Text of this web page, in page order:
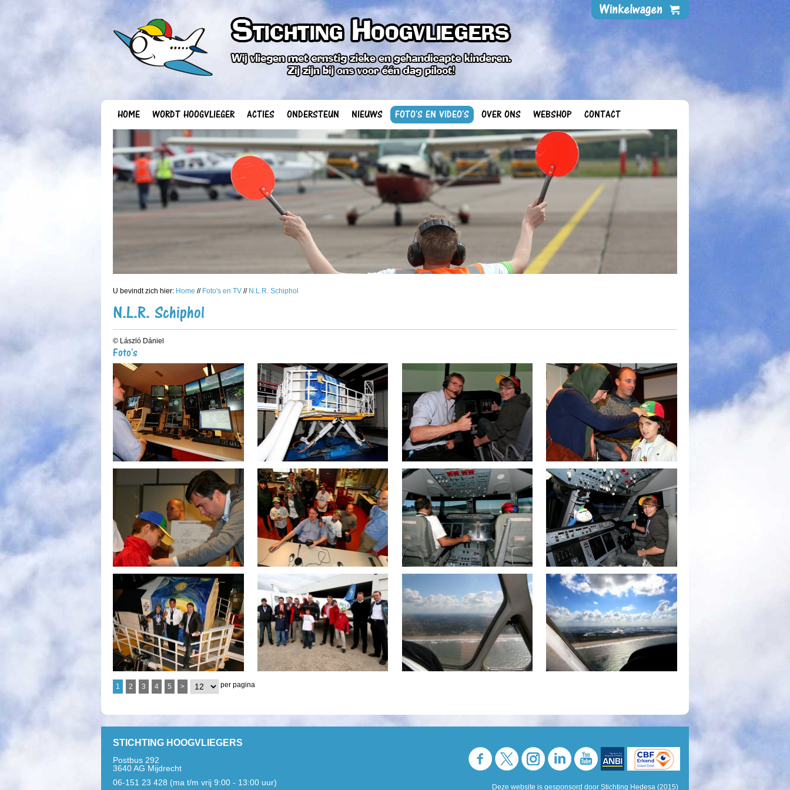
HOME WORDT HOOGVLIEGER ACTIES ONDERSTEUN NIEUWS FOTO'S EN VIDEO'S OVER ONS WEBSHOP CONTACT
U bevindt zich hier: Home // Foto's en TV // N.L.R. Schiphol
N.L.R. Schiphol
© László Dániel
Foto's
1 2 3 4 5 > per pagina
STICHTING HOOGVLIEGERS
Postbus 292
3640 AG Mijdrecht
06-151 23 428 (ma t/m vrij 9:00 - 13:00 uur)
Deze website is gesponsord door Stichting Hedesa (2015)